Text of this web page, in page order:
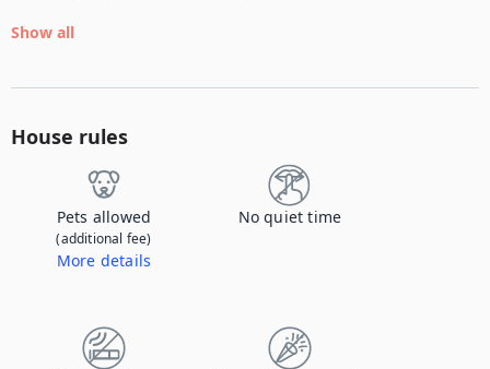
Show all
House rules
Pets allowed
(additional fee)
More details
No quiet time